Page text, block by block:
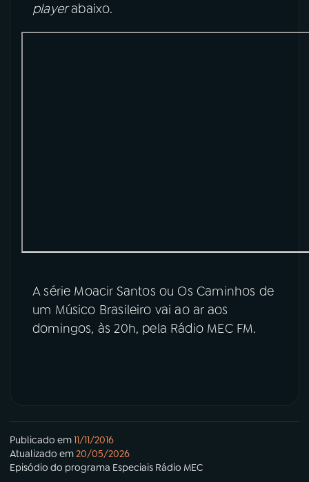
playerabaixo.
A série Moacir Santos ou Os Caminhos de
um Músico Brasileiro vai ao ar aos
domingos, às 20h, pela Rádio MEC FM.
Publicado em11/11/2016
Atualizado em20/05/2026
Episódio do programa Especiais Rádio MEC